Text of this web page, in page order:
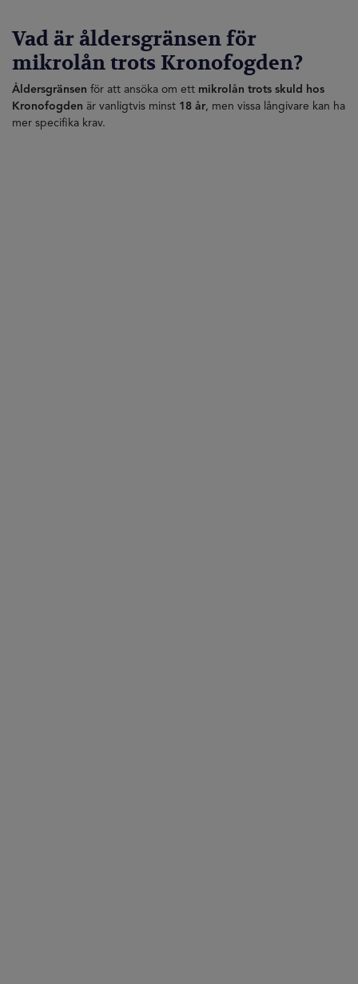
Vad är åldersgränsen för
mikrolån trots Kronofogden?
Åldersgränsen för att ansöka om ett mikrolån trots skuld hos
Kronofogden är vanligtvis minst 18 år, men vissa långivare kan ha
mer specifika krav.